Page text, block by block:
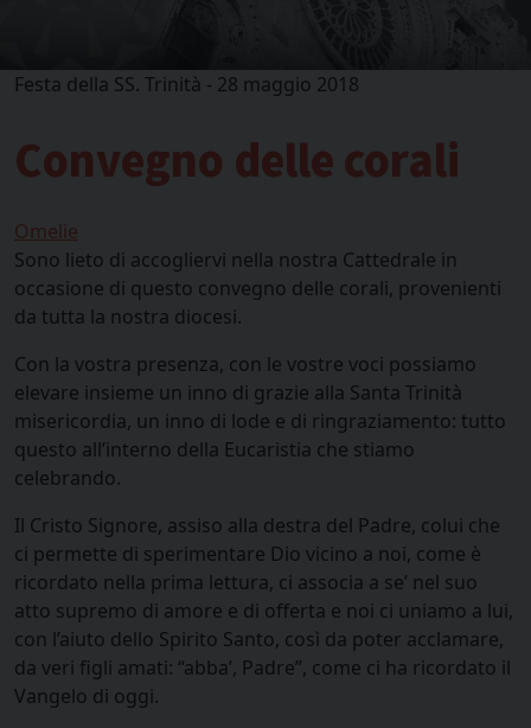
Festa della SS. Trinità - 28 maggio 2018
Convegno delle corali
Omelie
Sono lieto di accogliervi nella nostra Cattedrale in
occasione di questo convegno delle corali, provenienti
da tutta la nostra diocesi.
Con la vostra presenza, con le vostre voci possiamo
elevare insieme un inno di grazie alla Santa Trinità
misericordia, un inno di lode e di ringraziamento: tutto
questo all’interno della Eucaristia che stiamo
celebrando.
Il Cristo Signore, assiso alla destra del Padre, colui che
ci permette di sperimentare Dio vicino a noi, come è
ricordato nella prima lettura, ci associa a se’ nel suo
atto supremo di amore e di offerta e noi ci uniamo a lui,
con l’aiuto dello Spirito Santo, così da poter acclamare,
da veri figli amati: “abba’, Padre”, come ci ha ricordato il
Vangelo di oggi.